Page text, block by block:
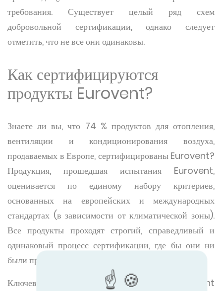
требования. Существует целый ряд схем
добровольной сертификации, однако следует
отметить, что не все они одинаковы.
Как сертифицируются
продукты Eurovent?
Знаете ли вы, что 74 % продуктов для отопления,
вентиляции и кондиционирования воздуха,
продаваемых в Европе, сертифицированы Eurovent?
Продукция, прошедшая испытания Eurovent,
оценивается по единому набору критериев,
основанных на европейских и международных
стандартах (в зависимости от климатической зоны).
Все продукты проходят строгий, справедливый и
одинаковый процесс сертификации, где бы они ни
были произведены.
Ключевым моментом предложения Eurovent